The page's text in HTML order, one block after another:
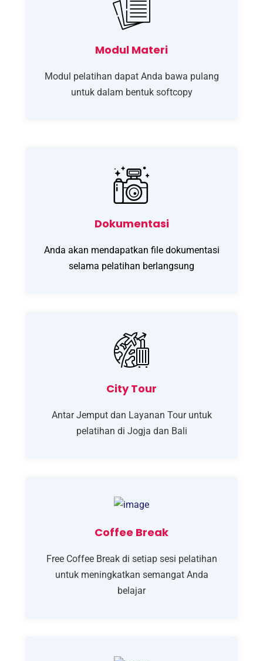
Modul Materi
Modul pelatihan dapat Anda bawa pulang
untuk dalam bentuk softcopy
Dokumentasi
Anda akan mendapatkan file dokumentasi
selama pelatihan berlangsung
City Tour
Antar Jemput dan Layanan Tour untuk
pelatihan di Jogja dan Bali
Coffee Break
Free Coffee Break di setiap sesi pelatihan
untuk meningkatkan semangat Anda
belajar